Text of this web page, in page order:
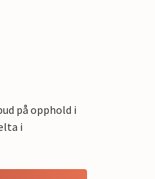
på opphold i
i